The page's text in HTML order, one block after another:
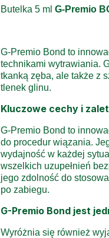
Butelka 5 ml G-Premio
G-Premio Bond to
technikami wytrawiania.
tkanką zęba, ale także z
tlenek glinu.
Kluczowe cechy i
G-Premio Bond to
do procedur wiązania.
wydajność w każdej
wszelkich uzupełnień
jego zdolność do
po zabiegu.
G-Premio Bond jest
Wyróżnia się również